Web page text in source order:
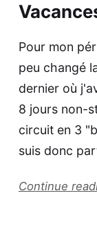
Pour mon
peu changé
dernier où
8 jours non-
circuit en 3
suis donc
Continue